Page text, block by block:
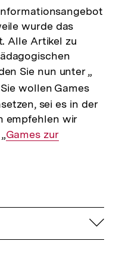
wurde das
Alle Artikel zu
Sie nun unter „
Sie wollen Games
sei es in der
empfehlen wir
Interner
Games zur